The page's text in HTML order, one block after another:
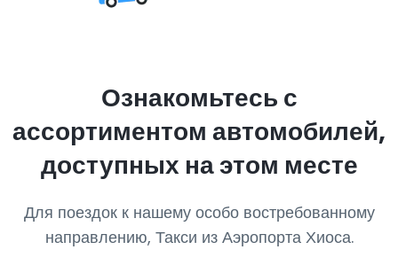
Ознакомьтесь с
ассортиментом автомобилей,
доступных на этом месте
Для поездок к нашему особо востребованному
направлению, Такси из Аэропорта Хиоса.